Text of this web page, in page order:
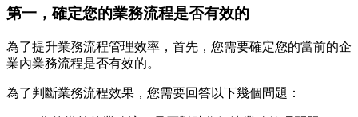
第一，確定您的業務流程是否有效的
為了提升業務流程管理效率，首先，您需要確定您的當前的企
業內業務流程是否有效的。
為了判斷業務流程效果，您需要回答以下幾個問題：